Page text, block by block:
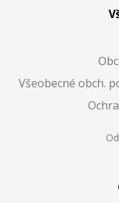
Všeobecné obch.